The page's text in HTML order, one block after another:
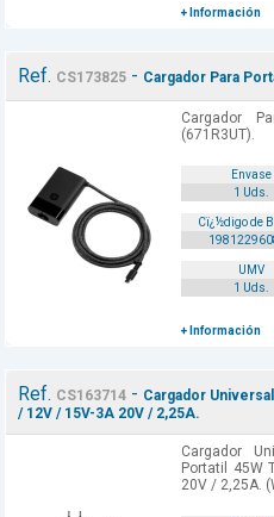
+ Información
Ref. CS173825 - Cargador Para
Cargador
(671R3UT).
Envase
1 Uds.
Cï¿½digo de
UMV
1 Uds.
+ Información
Ref. CS163714 - Cargador
/ 12V / 15V-3A 20V / 2,25A.
Cargador
Portatil 45W
20V / 2,25A.